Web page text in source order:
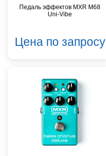
Педаль эффектов MXR M68
Uni-Vibe
Цена по запросу